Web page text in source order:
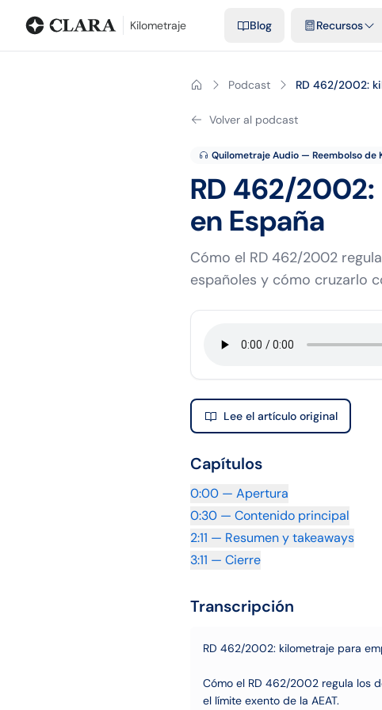
Kilometraje Blog Recursos
Podcast RD 462/2002:
Volver al podcast
Quilometraje Audio — Reembolso de
RD 462/
en España
Cómo el RD 462/2002
españoles y cómo cruzarlo
Lee el artículo original
Capítulos
0:00 — Apertura
0:30 — Contenido principal
2:11 — Resumen y takeaways
3:11 — Cierre
Transcripción
RD 462/2002: kilometraje para
Cómo el RD 462/2002 regula los